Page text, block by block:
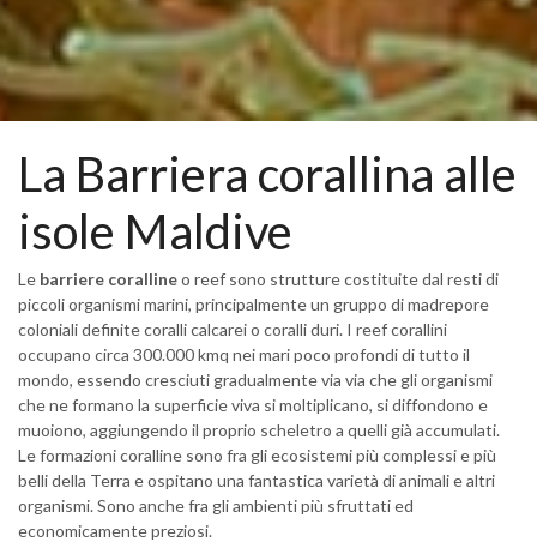
La Barriera corallina alle
isole Maldive
Le barriere corallineo reef sono strutture costituite dal resti di
piccoli organismi marini, principalmente un gruppo di madrepore
coloniali definite coralli calcarei o coralli duri. I reef corallini
occupano circa 300.000 kmq nei mari poco profondi di tutto il
mondo, essendo cresciuti gradualmente via via che gli organismi
che ne formano la superficie viva si moltiplicano, si diffondono e
muoiono, aggiungendo il proprio scheletro a quelli già accumulati.
Le formazioni coralline sono fra gli ecosistemi più complessi e più
belli della Terra e ospitano una fantastica varietà di animali e altri
organismi. Sono anche fra gli ambienti più sfruttati ed
economicamente preziosi.